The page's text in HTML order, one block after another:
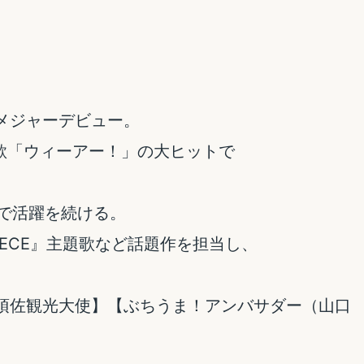
ャーデビュー。
ウィーアー！」の大ヒットで
躍を続ける。
』主題歌など話題作を担当し、
観光大使】【ぶちうま！アンバサダー（山口